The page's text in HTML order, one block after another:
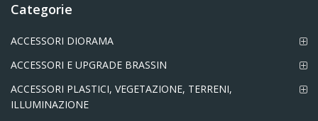
Categorie
ACCESSORI DIORAMA
ACCESSORI E UPGRADE BRASSIN
ACCESSORI PLASTICI, VEGETAZIONE, TERRENI,
ILLUMINAZIONE